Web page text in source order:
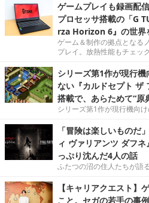
ゲームプレイも録画配
プロセッサ搭載の「G
rza Horizon 6』の世界
ゲーム＆制作の拠点となる
プレイ。放熱性能もチェッ
シリーズ第1作が現行
ない『カルドセプト ザ
搭載で、あらためて“原
シリーズ第1作が現行機向
「冒険は楽しいものだ
ィ ヴァリアンツ ダフ
っぷり沈んだ4人の話
ふたつの沼の住人たちが語
【キャリアクエスト】
こと。セガの若手の事